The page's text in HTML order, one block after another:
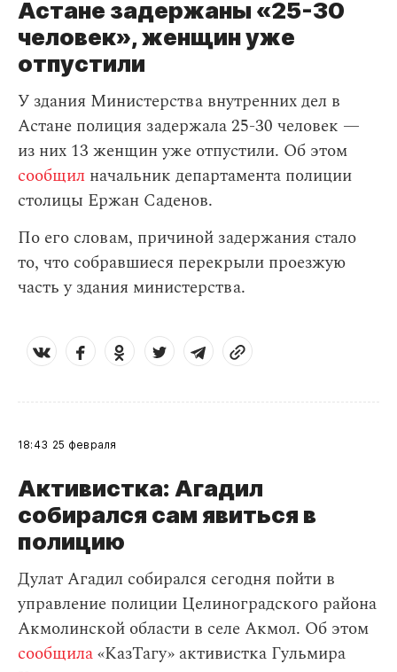
Астане задержаны «25-30
человек», женщин уже
отпустили
У здания Министерства внутренних дел в
Астане полиция задержала 25-30 человек —
из них 13 женщин уже отпустили. Об этом
сообщил начальник департамента полиции
столицы Ержан Саденов.
По его словам, причиной задержания стало
то, что собравшиеся перекрыли проезжую
часть у здания министерства.
18:43 25 февраля
Активистка: Агадил
собирался сам явиться в
полицию
Дулат Агадил собирался сегодня пойти в
управление полиции Целиноградского района
Акмолинской области в селе Акмол. Об этом
сообщила«КазТагу» активистка Гульмира